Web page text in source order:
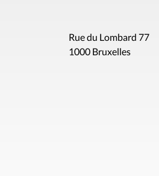
Rue du Lombard 77
1000 Bruxelles